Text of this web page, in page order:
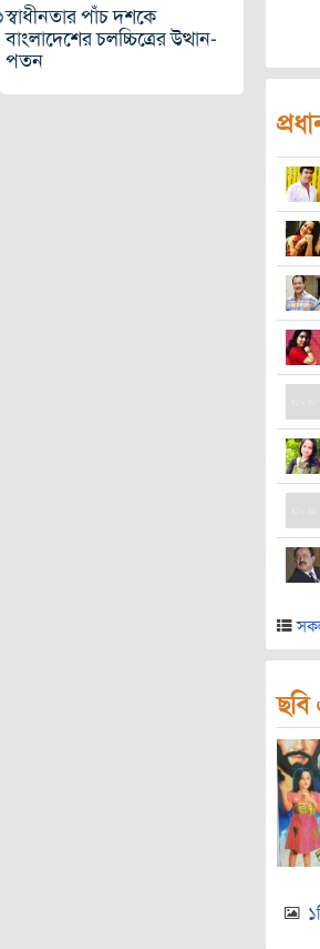
স্বাধীনতার পাঁচ দশকে
বাংলাদেশের চলচ্চিত্রের উত্থান-
পতন
ছবি